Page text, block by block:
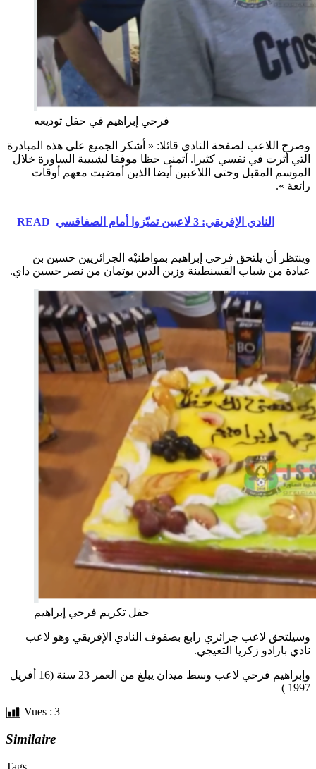
فرحي إبراهيم في حفل توديعه
وصرح اللاعب لصفحة النادي قائلا: « أشكر الجميع على هذه المبادرة
التي أثرت في نفسي كثيرا. أتمنى حظا موفقا لشبيبة الساورة خلال
الموسم المقبل وحتى اللاعبين أيضا الذين أمضيت معهم أوقات
رائعة ».
READ النادي الإفريقي: 3 لاعبين تميّزوا أمام الصفاقسي
وينتظر أن يلتحق فرحي إبراهيم بمواطنيْه الجزائريين حسين بن
عيادة من شباب القسنطينة وزين الدين بوتمان من نصر حسين داي.
حفل تكريم فرحي إبراهيم
وسيلتحق لاعب جزائري رابع بصفوف النادي الإفريقي وهو لاعب
نادي بارادو زكريا التعيجي.
وإبراهيم فرحي لاعب وسط ميدان يبلغ من العمر 23 سنة (16 أفريل
1997 )
Vues : 3
Similaire
Tags